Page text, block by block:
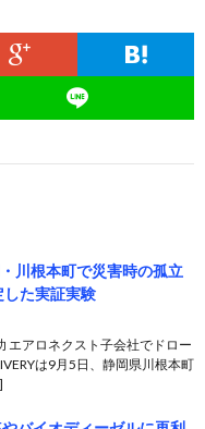
川根本町で災害時の孤立
た実証実験
エアロネクスト子会社でドロー
は9月5日、静岡県川根本町